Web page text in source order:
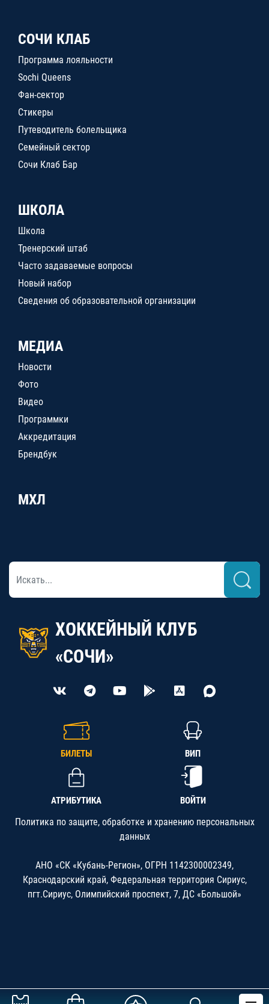
СОЧИ КЛАБ
Программа лояльности
Sochi Queens
Фан-сектор
Стикеры
Путеводитель болельщика
Семейный сектор
Сочи Клаб Бар
ШКОЛА
Школа
Тренерский штаб
Часто задаваемые вопросы
Новый набор
Сведения об образовательной организации
МЕДИА
Новости
Фото
Видео
Программки
Аккредитация
Брендбук
МХЛ
ХОККЕЙНЫЙ КЛУБ
«СОЧИ»
БИЛЕТЫ ВИП
АТРИБУТИКА ВОЙТИ
Политика по защите, обработке и хранению персональных
данных
АНО «СК «Кубань-Регион», ОГРН 1142300002349,
Краснодарский край, Федеральная территория Сириус,
пгт.Сириус, Олимпийский проспект, 7, ДС «Большой»